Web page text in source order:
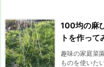
100均の麻
トを作って
趣味の家庭菜
ものを使いた